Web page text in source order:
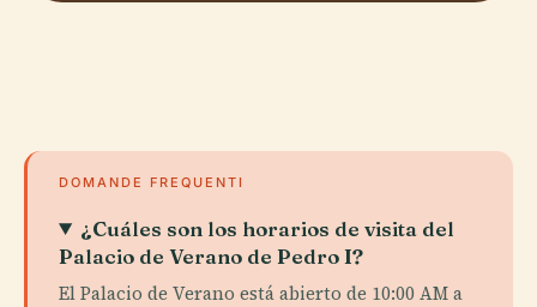
DOMANDE FREQUENTI
¿Cuáles son los horarios de visita del
Palacio de Verano de Pedro I?
El Palacio de Verano está abierto de 10:00 AM a